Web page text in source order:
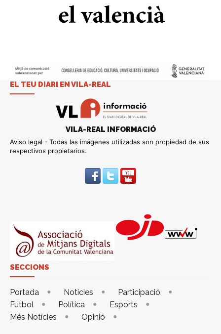
EL TEU DIARI EN VILA-REAL
VILA-REAL INFORMACIÓ
Aviso legal - Todas las imágenes utilizadas son propiedad de sus
respectivos propietarios.
SECCIONS
Portada Notícies
Participació
Futbol
Política
Esports
Més Notícies
Opinió